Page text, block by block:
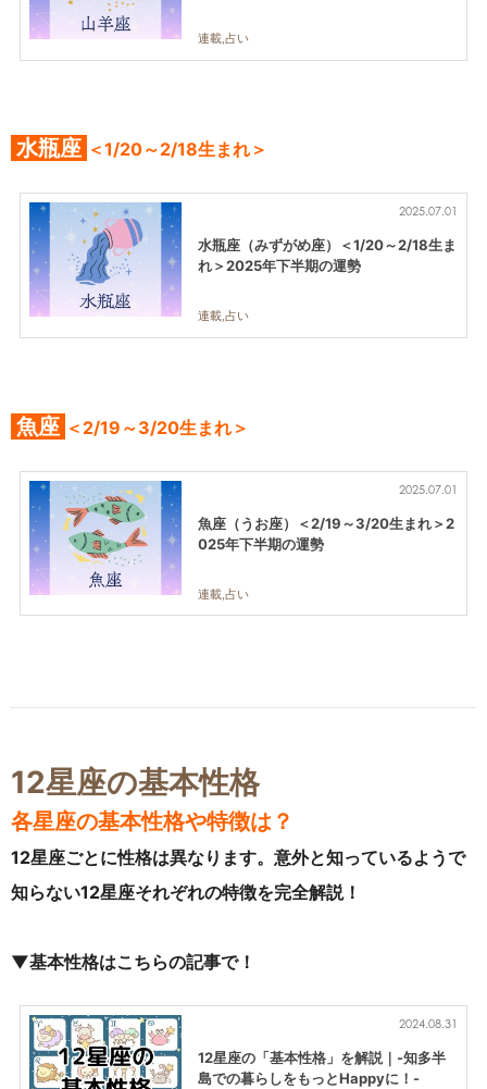
連載,占い
水瓶座 ＜1/20～2/18生まれ＞
2025.07.01
水瓶座（みずがめ座）＜1/20～2/18生ま
れ＞2025年下半期の運勢
連載,占い
魚座 ＜2/19～3/20生まれ＞
2025.07.01
魚座（うお座）＜2/19～3/20生まれ＞2
025年下半期の運勢
連載,占い
12星座の基本性格
各星座の基本性格や特徴は？
12星座ごとに性格は異なります。意外と知っているようで
知らない12星座それぞれの特徴を完全解説！
▼基本性格はこちらの記事で！
2024.08.31
12星座の「基本性格」を解説｜-知多半
島での暮らしをもっとHappyに！-